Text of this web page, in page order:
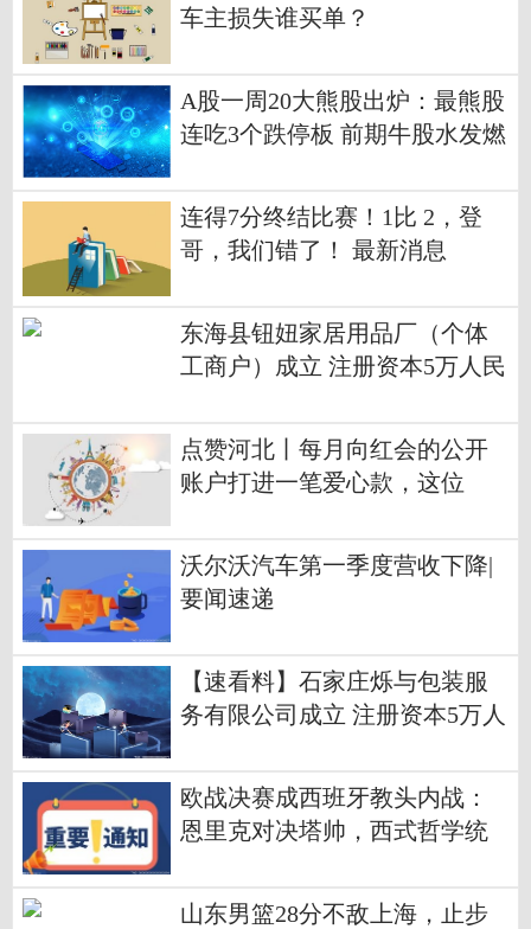
车主损失谁买单？
A股一周20大熊股出炉：最熊股
连吃3个跌停板 前期牛股水发燃
连得7分终结比赛！1比 2，登
哥，我们错了！ 最新消息
东海县钮妞家居用品厂（个体
工商户）成立 注册资本5万人民
点赞河北丨每月向红会的公开
账户打进一笔爱心款，这位
年，红会工作人员：这份坚持
的爱心深深打动了我们
沃尔沃汽车第一季度营收下降|
要闻速递
【速看料】石家庄烁与包装服
务有限公司成立 注册资本5万人
欧战决赛成西班牙教头内战：
恩里克对决塔帅，西式哲学统
山东男篮28分不敌上海，止步